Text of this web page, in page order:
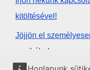
kitöltésével!
Jöjjön el
egyikébe!